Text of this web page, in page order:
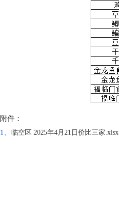
附件：
1、 临空区 2025年4月21日价比三家.xlsx